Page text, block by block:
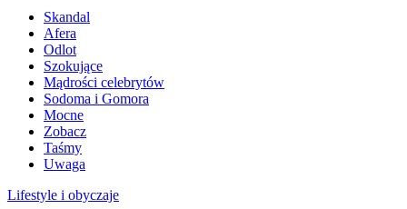
Skandal
Afera
Odlot
Szokujące
Mądrości celebrytów
Sodoma i Gomora
Mocne
Zobacz
Taśmy
Uwaga
Lifestyle i obyczaje